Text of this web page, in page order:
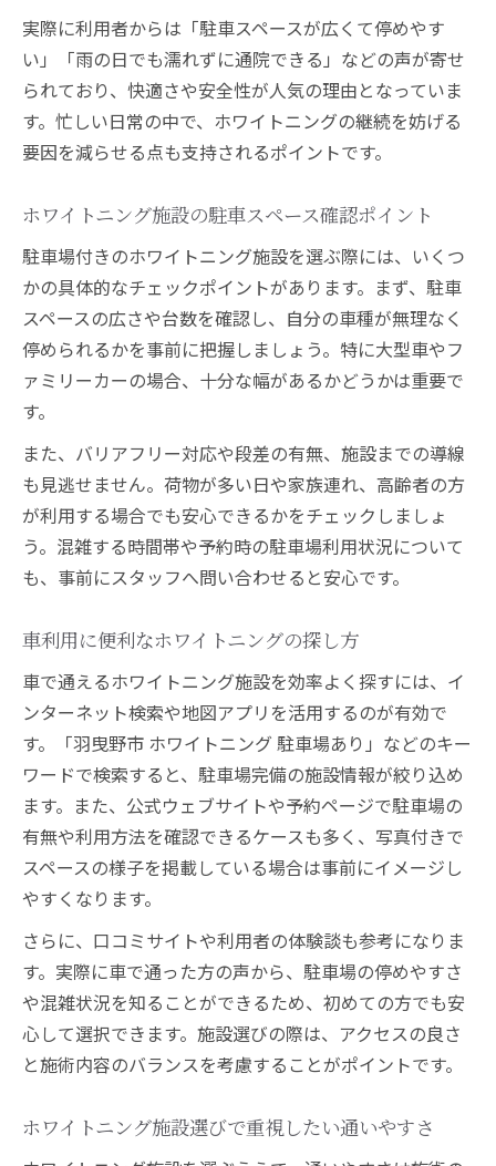
ホワイトニング施設の家族向けサービスと
は
子連れでも安心なホワイトニングのポイン
ト
徴
ホワイトニング施設選びで家族の安全を考
慮
バリアフリー対応で安心感ある選び方を徹底解
説
バリアフリー対応ホワイトニング施設の魅
ホワイトニング施設でバリアフリーが必要
な理由
バリアフリー設計で安心できるホワイトニ
ング環境
ホワイトニング通院時にバリアフリーを重
バリアフリー対応のホワイトニング施設選
び方
忙しい日常でも続けられる白い歯への近道
忙しい方でも続けやすいホワイトニング活
用法
無理なく続けるホワイトニングのポイント
ホワイトニングで白い歯を保つ時短テクニ
ック
日常に取り入れやすいホワイトニングの秘
訣
忙しくても安心なホワイトニング施設の選
び方
実際に利用者からは「駐車スペースが広くて停めやす
い」「雨の日でも濡れずに通院できる」などの声が寄せ
られており、快適さや安全性が人気の理由となっていま
す。忙しい日常の中で、ホワイトニングの継続を妨げる
要因を減らせる点も支持されるポイントです。
ホワイトニング施設の駐車スペース確認ポイント
駐車場付きのホワイトニング施設を選ぶ際には、いくつ
かの具体的なチェックポイントがあります。まず、駐車
スペースの広さや台数を確認し、自分の車種が無理なく
停められるかを事前に把握しましょう。特に大型車やフ
ァミリーカーの場合、十分な幅があるかどうかは重要で
す。
また、バリアフリー対応や段差の有無、施設までの導線
も見逃せません。荷物が多い日や家族連れ、高齢者の方
が利用する場合でも安心できるかをチェックしましょ
う。混雑する時間帯や予約時の駐車場利用状況について
も、事前にスタッフへ問い合わせると安心です。
車利用に便利なホワイトニングの探し方
車で通えるホワイトニング施設を効率よく探すには、イ
ンターネット検索や地図アプリを活用するのが有効で
す。「羽曳野市 ホワイトニング 駐車場あり」などのキー
ワードで検索すると、駐車場完備の施設情報が絞り込め
ます。また、公式ウェブサイトや予約ページで駐車場の
有無や利用方法を確認できるケースも多く、写真付きで
スペースの様子を掲載している場合は事前にイメージし
やすくなります。
さらに、口コミサイトや利用者の体験談も参考になりま
す。実際に車で通った方の声から、駐車場の停めやすさ
や混雑状況を知ることができるため、初めての方でも安
心して選択できます。施設選びの際は、アクセスの良さ
と施術内容のバランスを考慮することがポイントです。
ホワイトニング施設選びで重視したい通いやすさ